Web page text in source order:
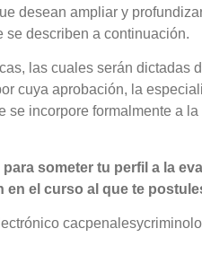
desean ampliar y
se describen a continuación.
las cuales serán dictadas
cuya aprobación, la
se incorpore formalmente a
someter tu perfil a la
en el curso al que te